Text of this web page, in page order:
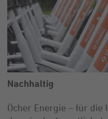
Nachhaltig
Öcher Energie – für die